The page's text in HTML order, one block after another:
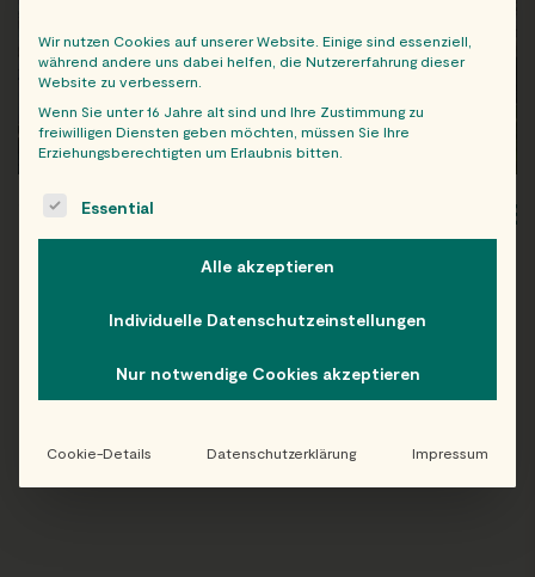
WIEN
Folge uns auf Instagram!
Wir nutzen Cookies auf unserer Website. Einige sind essenziell,
während andere uns dabei helfen, die Nutzererfahrung dieser
Website zu verbessern.
Wenn Sie unter 16 Jahre alt sind und Ihre Zustimmung zu
freiwilligen Diensten geben möchten, müssen Sie Ihre
Erziehungsberechtigten um Erlaubnis bitten.
The following is a list of service groups for which consent
Essential
Alle akzeptieren
Individuelle Datenschutzeinstellungen
Nur notwendige Cookies akzeptieren
Cookie-Details Datenschutzerklärung Impressum